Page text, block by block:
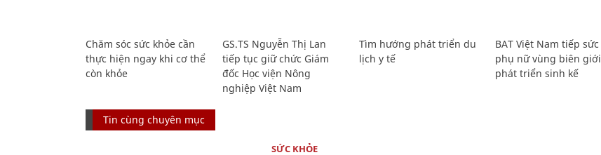
Chăm sóc sức khỏe cần
thực hiện ngay khi cơ thể
còn khỏe
GS.TS Nguyễn Thị Lan
tiếp tục giữ chức Giám
đốc Học viện Nông
nghiệp Việt Nam
Tìm hướng phát triển du
lịch y tế
BAT Việt Nam tiếp sức
phụ nữ vùng biên giới
phát triển sinh kế
Tin cùng chuyên mục
SỨC KHỎE